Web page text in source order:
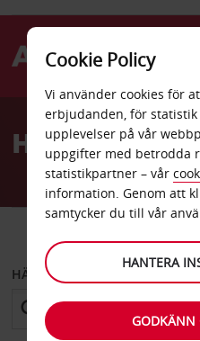
AvisHyrbil
BIL
HÄMTA FRÅN
Cookie Policy
Vi använder cookies för
erbjudanden, för
upplevelser på vår
uppgifter med betrodda
statistikpartner – vår
information. Genom att
samtycker du till vår
HANTERA
GODKÄNN